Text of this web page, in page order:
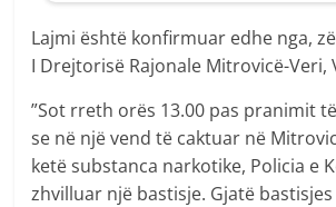
Lajmi është konfirmuar edhe nga,
I Drejtorisë Rajonale Mitrovicë-Veri,
”Sot rreth orës 13.00 pas pranimit
se në një vend të caktuar në
ketë substanca narkotike, Policia e
zhvilluar një bastisje. Gjatë